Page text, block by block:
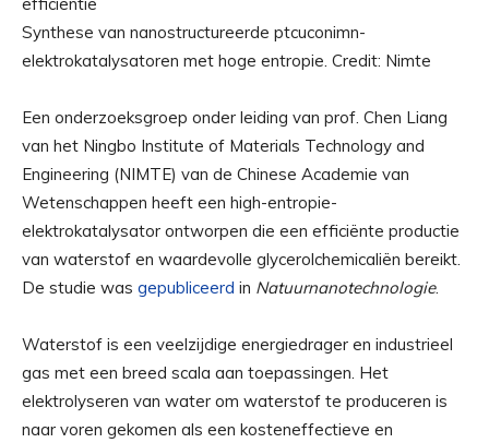
Synthese van nanostructureerde ptcuconimn-
elektrokatalysatoren met hoge entropie. Credit: Nimte
Een onderzoeksgroep onder leiding van prof. Chen Liang
van het Ningbo Institute of Materials Technology and
Engineering (NIMTE) van de Chinese Academie van
Wetenschappen heeft een high-entropie-
elektrokatalysator ontworpen die een efficiënte productie
van waterstof en waardevolle glycerolchemicaliën bereikt.
De studie was gepubliceerd in Natuurnanotechnologie.
Waterstof is een veelzijdige energiedrager en industrieel
gas met een breed scala aan toepassingen. Het
elektrolyseren van water om waterstof te produceren is
naar voren gekomen als een kosteneffectieve en